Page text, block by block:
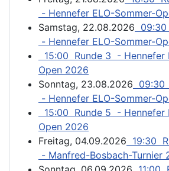
- Hennefer ELO-Sommer-
Samstag, 22.08.2026 09:30
- Hennefer ELO-Sommer-
15:00 Runde 3 - Hennefer
Open 2026
Sonntag, 23.08.2026 09:30
- Hennefer ELO-Sommer-
15:00 Runde 5 - Hennefer
Open 2026
Freitag, 04.09.2026 19:30
- Manfred-Bosbach-Turnier